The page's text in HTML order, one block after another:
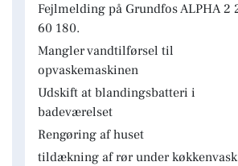
Fejlmelding på Grundfos ALPHA 2
60 180.
Mangler vandtilførsel til
opvaskemaskinen
Udskift at blandingsbatteri i
badeværelset
Rengøring af huset
tildækning af rør under